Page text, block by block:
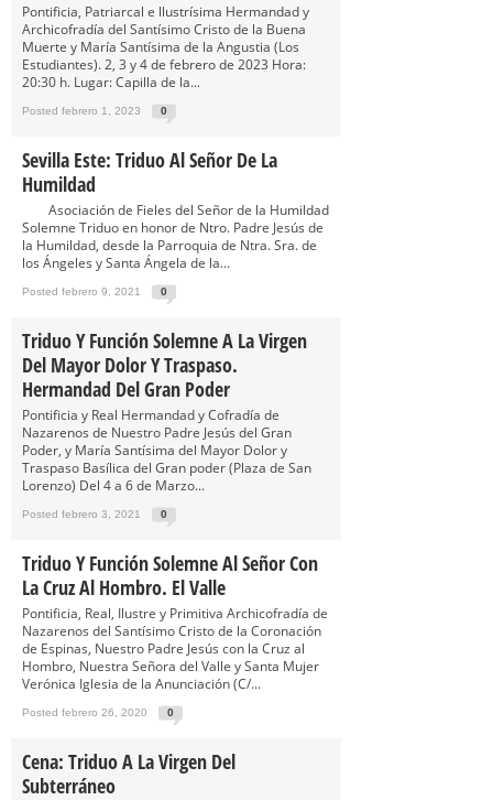
Pontificia, Patriarcal e llustrísima Hermandad y
Archicofradía del Santísimo Cristo de la Buena
Muerte y María Santísima de la Angustia (Los
Estudiantes). 2, 3 y 4 de febrero de 2023 Hora:
20:30 h. Lugar: Capilla de la...
Posted febrero 1, 2023 0
Sevilla Este: Triduo Al Señor De La
Humildad
Asociación de Fieles del Señor de la Humildad
Solemne Triduo en honor de Ntro. Padre Jesús de
la Humildad, desde la Parroquia de Ntra. Sra. de
los Ángeles y Santa Ángela de la...
Posted febrero 9, 2021 0
Triduo Y Función Solemne A La Virgen
Del Mayor Dolor Y Traspaso.
Hermandad Del Gran Poder
Pontificia y Real Hermandad y Cofradía de
Nazarenos de Nuestro Padre Jesús del Gran
Poder, y María Santísima del Mayor Dolor y
Traspaso Basílica del Gran poder (Plaza de San
Lorenzo) Del 4 a 6 de Marzo...
Posted febrero 3, 2021 0
Triduo Y Función Solemne Al Señor Con
La Cruz Al Hombro. El Valle
Pontificia, Real, Ilustre y Primitiva Archicofradía de
Nazarenos del Santísimo Cristo de la Coronación
de Espinas, Nuestro Padre Jesús con la Cruz al
Hombro, Nuestra Señora del Valle y Santa Mujer
Verónica Iglesia de la Anunciación (C/...
Posted febrero 26, 2020 0
Cena: Triduo A La Virgen Del
Subterráneo